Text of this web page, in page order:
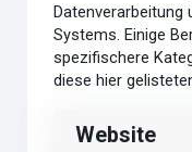
Datenverarbeitung
Systems. Einige
spezifischere
diese hier
Website